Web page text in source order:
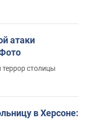
атаки
столицы
в Херсоне: